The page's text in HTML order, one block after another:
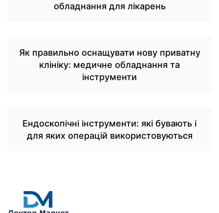
обладнання для лікарень
Як правильно оснащувати нову приватну
клініку: медичне обладнання та
інструменти
Ендоскопічні інструменти: які бувають і
для яких операцій використовуються